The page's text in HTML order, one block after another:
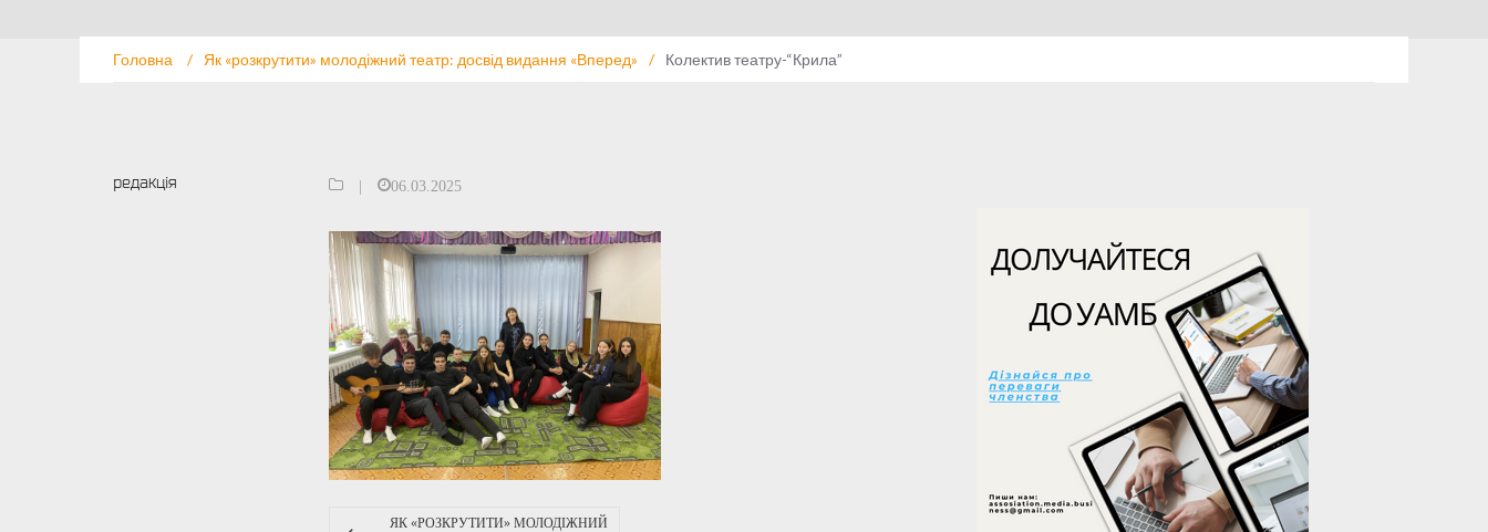
Головна / Як «розкрутити» молодіжний театр: досвід видання «Вперед» / Колектив театру-“Крила”
редакція 06.03.2025
ЯК «РОЗКРУТИТИ» МОЛОДІЖНИЙ